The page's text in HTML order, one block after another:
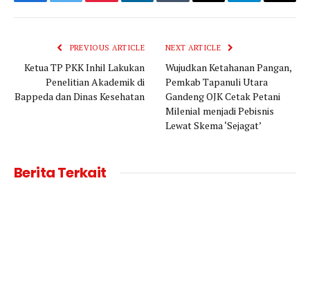
PREVIOUS ARTICLE
Ketua TP PKK Inhil Lakukan
Penelitian Akademik di
Bappeda dan Dinas Kesehatan
NEXT ARTICLE
Wujudkan Ketahanan Pangan,
Pemkab Tapanuli Utara
Gandeng OJK Cetak Petani
Milenial menjadi Pebisnis
Lewat Skema ‘Sejagat’
Berita Terkait